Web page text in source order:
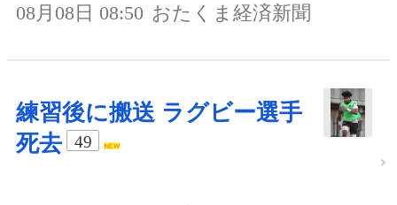
08月08日 08:50 おたくま経済新聞
練習後に搬送 ラグビー選手
死去
49